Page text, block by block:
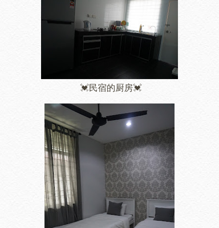
💓民宿的厨房💓